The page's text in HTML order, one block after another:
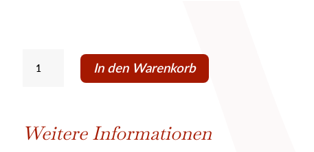
Wildlife
In den Warenkorb
Weitere Informationen